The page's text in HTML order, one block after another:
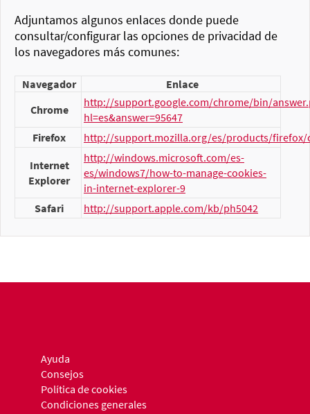
Adjuntamos algunos enlaces donde puede
consultar/configurar las opciones de privacidad de
los navegadores más comunes:
Navegador
Enlace
Chrome
http://support.google.com/chrome/bin/
hl=es&answer=95647
Firefox
http://support.mozilla.org/es/products/firefox/
Internet
Explorer
http://windows.microsoft.com/es-
es/windows7/how-to-manage-cookies-
in-internet-explorer-9
Safari
http://support.apple.com/kb/ph5042
Ayuda
Consejos
Política de cookies
Condiciones generales